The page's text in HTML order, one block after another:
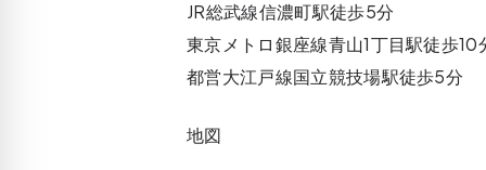
JR総武線信濃町駅徒歩5分
東京メトロ銀座線青山1丁目駅徒歩10
都営大江戸線国立競技場駅徒歩5分
地図